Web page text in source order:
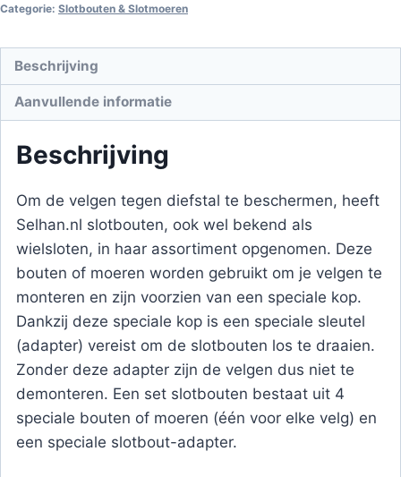
(Beweegbare
aantal
Categorie: Slotbouten & Slotmoeren
Beschrijving
Aanvullende informatie
Beschrijving
Om de velgen tegen diefstal te beschermen, heeft
Selhan.nl slotbouten, ook wel bekend als
wielsloten, in haar assortiment opgenomen. Deze
bouten of moeren worden gebruikt om je velgen te
monteren en zijn voorzien van een speciale kop.
Dankzij deze speciale kop is een speciale sleutel
(adapter) vereist om de slotbouten los te draaien.
Zonder deze adapter zijn de velgen dus niet te
demonteren. Een set slotbouten bestaat uit 4
speciale bouten of moeren (één voor elke velg) en
een speciale slotbout-adapter.